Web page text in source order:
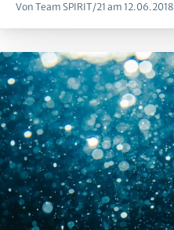
Von Team SPIRIT/21 am 12.06.2018